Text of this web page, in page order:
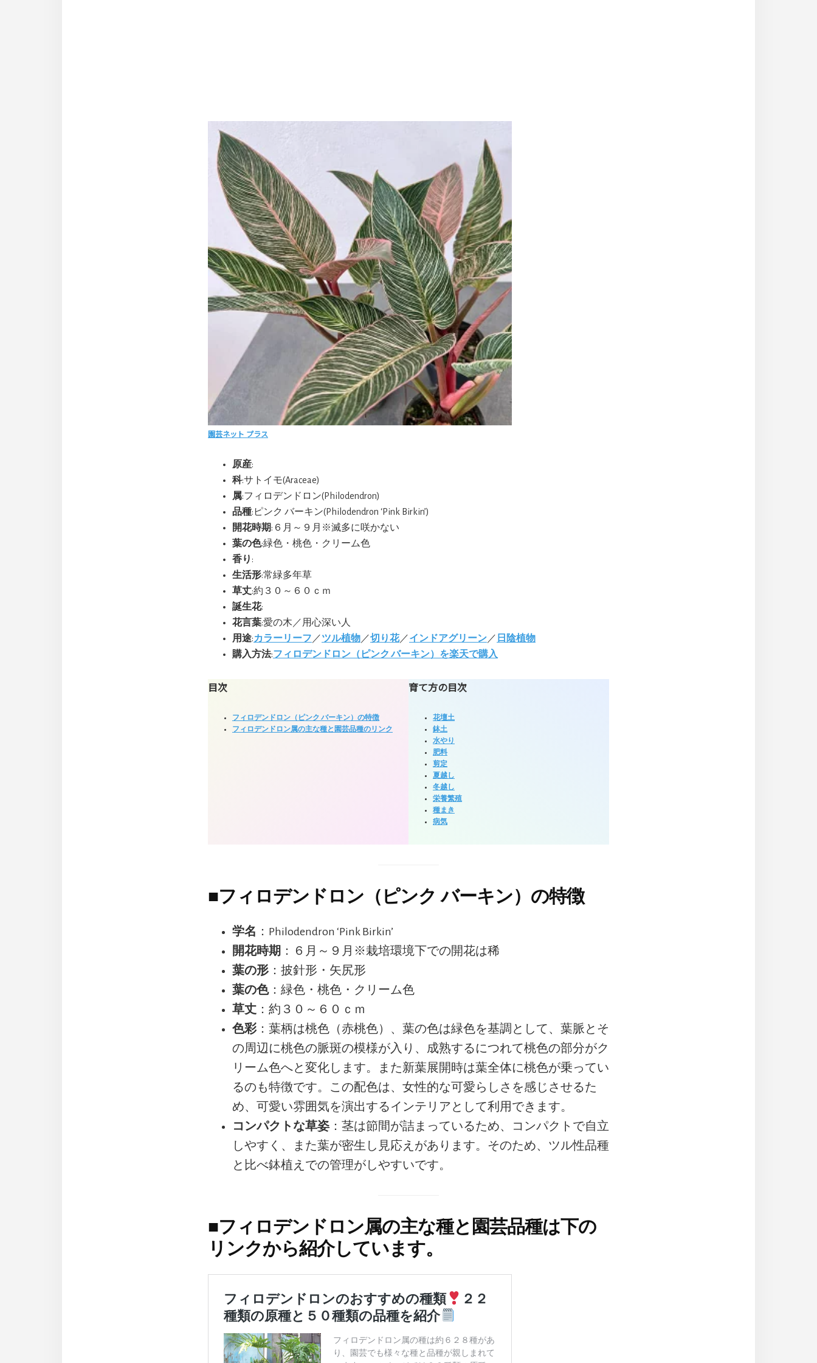
園芸ネット プラス
原産:
科:サトイモ(Araceae)
属:フィロデンドロン(Philodendron)
品種:ピンク バーキン(Philodendron ‘Pink Birkin’)
開花時期:６月～９月※滅多に咲かない
葉の色:緑色・桃色・クリーム色
香り :
生活形:常緑多年草
草丈:約３０～６０ｃｍ
誕生花:
花言葉:愛の木／用心深い人
用途:カラーリーフ ／ツル植物 ／切り花／インドアグリーン ／ 日陰植物
購入方法:フィロデンドロン（ピンク バーキン）を楽天で購入
目次
フィロデンドロン（ピンク バーキン）の特徴
フィロデンドロン属の主な種と園芸品種のリンク
育て方の目次
花壇土
鉢土
水やり
肥料
剪定
夏越し
冬越し
栄養繁殖
種まき
病気
■フィロデンドロン（ピンク バーキン）の特徴
学名 ：Philodendron ‘Pink Birkin’
開花時期 ：６月～９月※栽培環境下での開花は稀
葉の形 ：披針形・矢尻形
葉の色：緑色・桃色・クリーム色
草丈 ：約３０～６０ｃｍ
色彩 ：葉柄は桃色（赤桃色）、葉の色は緑色を基調として、葉脈とそ
の周辺に桃色の脈斑の模様が入り、成熟するにつれて桃色の部分がク
リーム色へと変化します。また新葉展開時は葉全体に桃色が乗ってい
るのも特徴です。この配色は、女性的な可愛らしさを感じさせるた
め、可愛い雰囲気を演出するインテリアとして利用できます。
コンパクトな草姿 ：茎は節間が詰まっているため、コンパクトで自立
しやすく、また葉が密生し見応えがあります。そのため、ツル性品種
と比べ鉢植えでの管理がしやすいです。
■フィロデンドロン属の主な種と園芸品種は下の
リンクから紹介しています。